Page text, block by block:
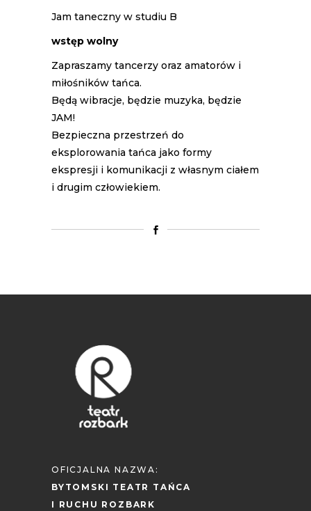
Jam taneczny w studiu B
wstęp wolny
Zapraszamy tancerzy oraz amatorów i
miłośników tańca.
Będą wibracje, będzie muzyka, będzie
JAM!
Bezpieczna przestrzeń do
eksplorowania tańca jako formy
ekspresji i komunikacji z własnym ciałem
i drugim człowiekiem.
OFICJALNA NAZWA:
BYTOMSKI TEATR TAŃCA
I RUCHU ROZBARK